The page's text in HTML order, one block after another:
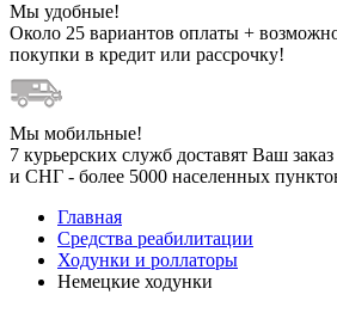
Мы удобные!
Около 25 вариантов оплаты +
покупки в кредит или рассрочку!
Мы мобильные!
7 курьерских служб доставят Ваш
и СНГ - более 5000 населенных
Главная
Средства реабилитации
Ходунки и роллаторы
Немецкие ходунки